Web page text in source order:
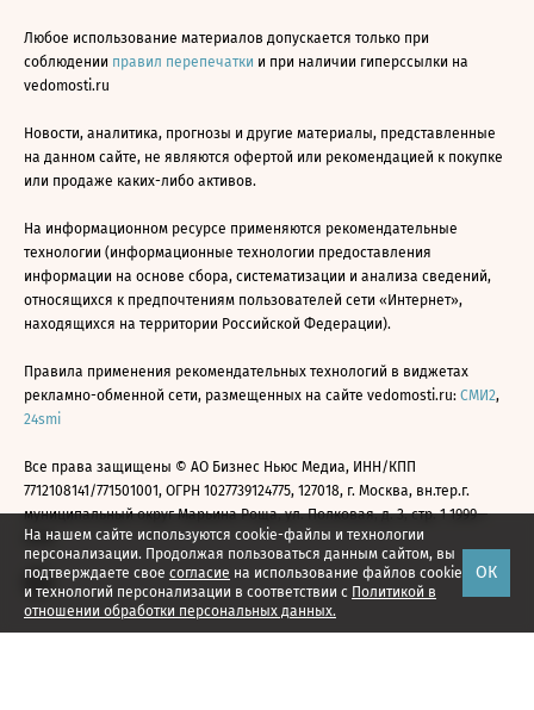
На нашем сайте используются cookie-файлы и технологии
персонализации. Продолжая пользоваться данным сайтом, вы
подтверждаете свое согласие на использование файлов cookie
и технологий персонализации в соответствии с Политикой в
отношении обработки персональных данных.
ОК
Любое использование материалов допускается только при
соблюдении правил перепечатки и при наличии гиперссылки на
vedomosti.ru
Новости, аналитика, прогнозы и другие материалы, представленные
на данном сайте, не являются офертой или рекомендацией к покупке
или продаже каких-либо активов.
На информационном ресурсе применяются рекомендательные
технологии (информационные технологии предоставления
информации на основе сбора, систематизации и анализа сведений,
относящихся к предпочтениям пользователей сети «Интернет»,
находящихся на территории Российской Федерации).
Правила применения рекомендательных технологий в виджетах
рекламно-обменной сети, размещенных на сайте vedomosti.ru: СМИ2,
24smi
Все права защищены © АО Бизнес Ньюс Медиа, ИНН/КПП
7712108141/771501001, ОГРН 1027739124775, 127018, г. Москва, вн.тер.г.
муниципальный округ Марьина Роща, ул. Полковая, д. 3, стр. 1 1999—
2026